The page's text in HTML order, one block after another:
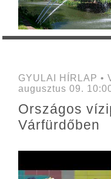
GYULAI HÍRLAP •
augusztus 09.
Országos
Várfürdőben